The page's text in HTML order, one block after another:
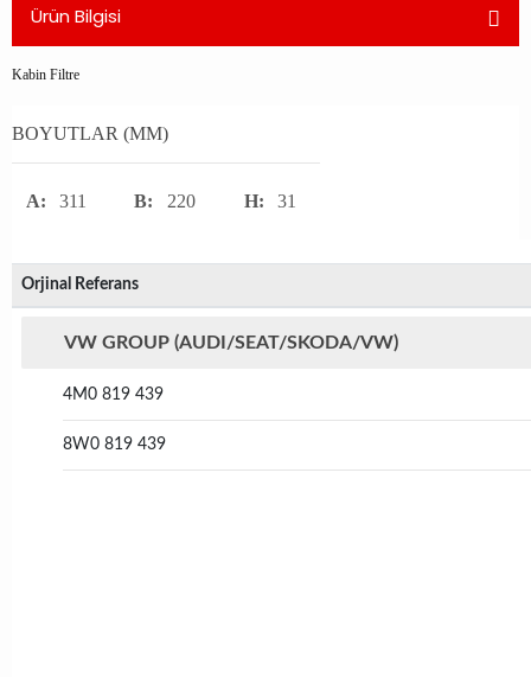
Ürün Bilgisi
Kabin Filtre
BOYUTLAR (MM)
A: 311 B: 220 H: 31
Orjinal Referans
VW GROUP (AUDI/SEAT/SKODA/VW)
4M0 819 439
8W0 819 439